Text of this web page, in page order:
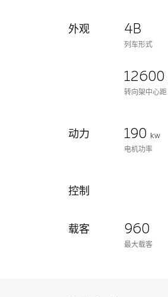
外观 4B
列车形式
12600
转向架中心距
动力 190 kw
电机功率
控制
载客 960
最大载客